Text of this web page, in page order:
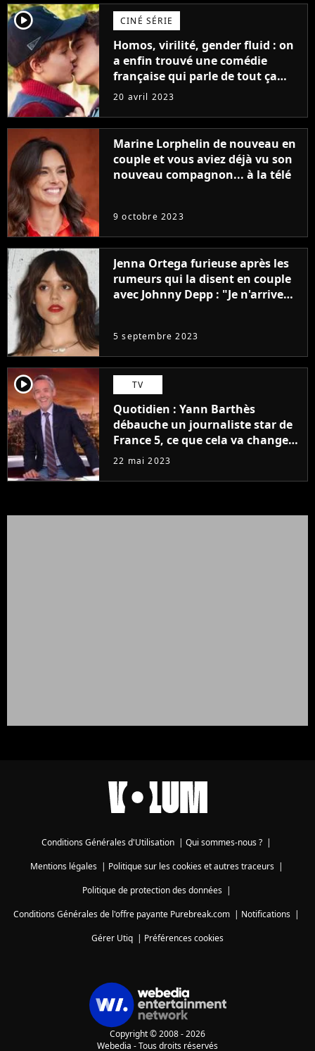
player2 CINÉ SÉRIE
Homos, virilité, gender fluid : on
a enfin trouvé une comédie
française qui parle de tout ça
sans être super ringarde
20 avril 2023
Marine Lorphelin de nouveau en
couple et vous aviez déjà vu son
nouveau compagnon... à la télé
9 octobre 2023
Jenna Ortega furieuse après les
rumeurs qui la disent en couple
avec Johnny Depp : "Je n'arrive
5 septembre 2023
player2 TV
Quotidien : Yann Barthès
débauche un journaliste star de
France 5, ce que cela va changer
à la rentrée
22 mai 2023
Conditions Générales d'Utilisation | Qui sommes-nous ? |
Mentions légales| Politique sur les cookies et autres traceurs|
Politique de protection des données|
Conditions Générales de l'offre payante Purebreak.com | Notifications |
Gérer Utiq | Préférences cookies
Copyright © 2008 - 2026
Webedia - Tous droits réservés